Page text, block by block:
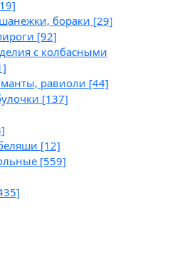
бораки [29]
[92]
с колбасными
равиоли [44]
[137]
[12]
[559]